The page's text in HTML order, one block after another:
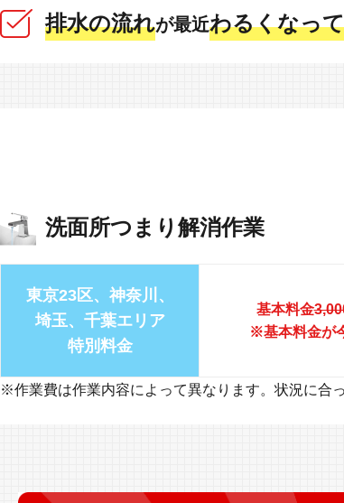
排水の流れが最近わるくなっ
洗面所つまり解消作業
東京23区、神奈川、
埼玉、千葉エリア
特別料金
基本料金
※基本料金が
※作業費は作業内容によって異なります。状況に合